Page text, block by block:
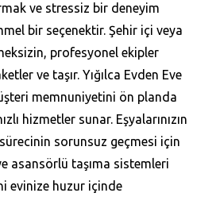
ve stressiz bir deneyim
bir seçenektir. Şehir içi veya
profesyonel ekipler
ve taşır. Yığılca Evden Eve
memnuniyetini ön planda
hizmetler sunar. Eşyalarınızın
sorunsuz geçmesi için
asansörlü taşıma sistemleri
evinize huzur içinde